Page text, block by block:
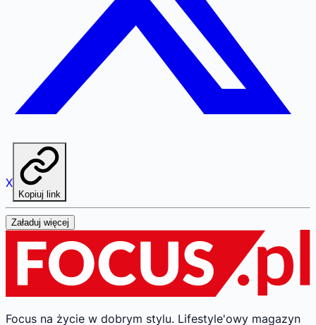
X
Kopiuj link
Załaduj więcej
Focus na życie w dobrym stylu. Lifestyle'owy magazyn